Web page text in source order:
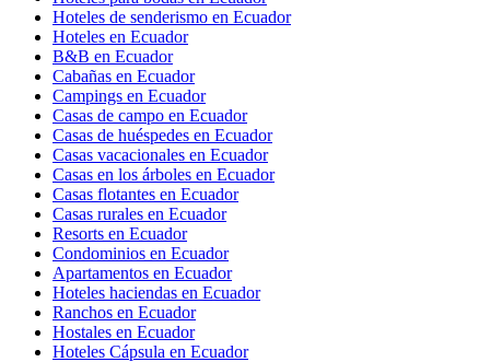
Hoteles de senderismo en Ecuador
Hoteles en Ecuador
B&B en Ecuador
Cabañas en Ecuador
Campings en Ecuador
Casas de campo en Ecuador
Casas de huéspedes en Ecuador
Casas vacacionales en Ecuador
Casas en los árboles en Ecuador
Casas flotantes en Ecuador
Casas rurales en Ecuador
Resorts en Ecuador
Condominios en Ecuador
Apartamentos en Ecuador
Hoteles haciendas en Ecuador
Ranchos en Ecuador
Hostales en Ecuador
Hoteles Cápsula en Ecuador